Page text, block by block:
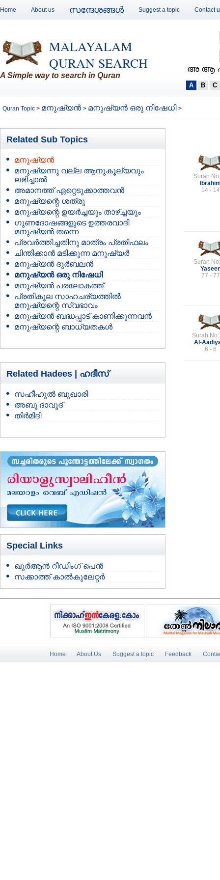
Home About us സന്ദേശങ്ങള്‍ Suggest a topic Contact
MALAYALAM
QURAN SEARCH
A Simple way to search in Quran
അ ആ
A B C
Quran Topic > മനുഷ്യന്‍ > മനുഷ്യന്‍ ഒരു നിഷേധി >
Related Sub Topics
മനുഷ്യന്‍
മനുഷ്യന്നു വല്ല ആനുകൂല്യവും
ലഭിച്ചാല്‍
അമാനത്ത് ഏറ്റെടുക്കാത്തവന്‍
മനുഷ്യന്റെ ശത്രു
മനുഷ്യന്റെ ഉയര്‍ച്ചയും താഴ്ച്ചയും
ഗുണദോഷങ്ങളുടെ ഉത്തരവാദി
മനുഷ്യന്‍ തന്നെ
പ്രവര്‍ത്തിച്ചതിനു മാത്രം പ്രതിഫലം
ചിന്തിക്കാന്‍ മടിക്കുന്ന മനുഷ്യര്‍
മനുഷ്യന്‍ ദുര്‍ബലന്‍
മനുഷ്യന്‍ ഒരു നിഷേധി
മനുഷ്യന്‍ പരലോകത്ത്
പ്രതികൂല സാഹചര്യത്തില്‍
മനുഷ്യന്റെ സ്വഭാവം
മനുഷ്യന്‍ ബദ്ധപ്പാട് കാണിക്കുന്നവന്‍
മനുഷ്യന്റെ ബാധ്യതകള്‍
Related Hadees | ഹദീസ്
സഹീഹുല്‍ ബുഖാരി
അബൂ ദാവൂദ്
തിര്‍മിദി
Special Links
ഖുർആൻ റീഡിംഗ് പെൻ
സക്കാത്ത് കാൽകുലേറ്റർ
Surah
14 - 14
Surah
77 - 77
Surah
Al-
6 - 6
Home About Us Suggest a topic Feedback